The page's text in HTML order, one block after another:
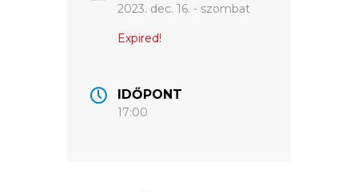
ÉRTÉKTÁRA
2023. dec. 16. - szombat
Expired!
IDŐPONT
17:00